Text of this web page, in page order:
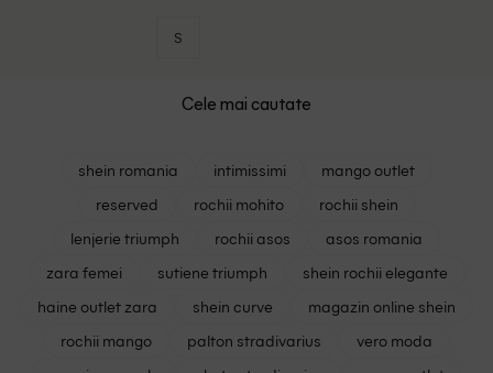
S
Cele mai cautate
shein romania intimissimi
mango outlet
reserved
rochii mohito
rochii shein
lenjerie triumph
rochii asos
asos romania
zara femei
sutiene triumph
shein rochii elegante
haine outlet zara
shein curve
magazin online shein
rochii mango
palton stradivarius
vero moda